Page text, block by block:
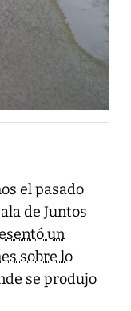
el pasado
de Juntos
un
sobre lo
se produjo